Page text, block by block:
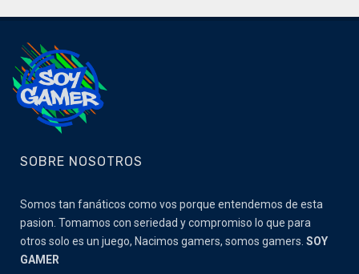
SOBRE NOSOTROS
Somos tan fanáticos como vos porque entendemos de esta
pasion. Tomamos con seriedad y compromiso lo que para
otros solo es un juego, Nacimos gamers, somos gamers. SOY
GAMER